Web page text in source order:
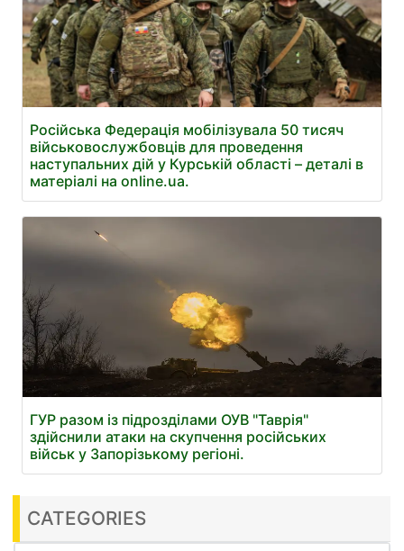
Російська Федерація мобілізувала 50 тисяч
військовослужбовців для проведення
наступальних дій у Курській області – деталі в
матеріалі на online.ua.
ГУР разом із підрозділами ОУВ "Таврія"
здійснили атаки на скупчення російських
військ у Запорізькому регіоні.
CATEGORIES